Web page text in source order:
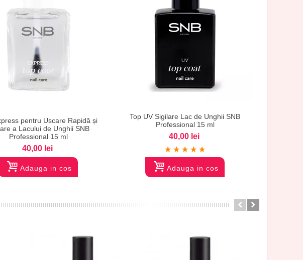
pentru Uscare Rapidă și
a Lacului de Unghii SNB
Professional 15 ml
40,00 lei
Adauga in cos
Top UV Sigilare Lac de Unghii SNB
Professional 15 ml
40,00 lei
Adauga in cos